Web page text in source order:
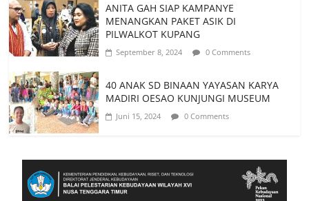
ANITA GAH SIAP KAMPANYE
MENANGKAN PAKET ASIK DI
PILWALKOT KUPANG
September 8, 2024 0 Comments
40 ANAK SD BINAAN YAYASAN KARYA
MADIRI OESAO KUNJUNGI MUSEUM
Juni 15, 2024 0 Comments